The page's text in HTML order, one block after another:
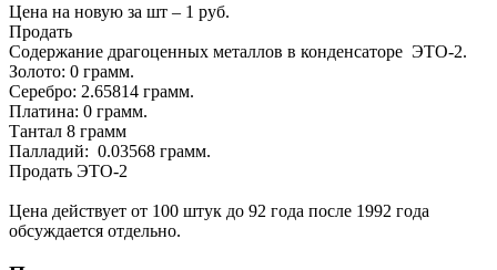
Цена на новую за шт – 1 руб.
Продать
Содержание драгоценных металлов в конденсаторе ЭТО-2.
Золото: 0 грамм.
Серебро: 2.65814 грамм.
Платина: 0 грамм.
Тантал 8 грамм
Палладий: 0.03568 грамм.
Продать ЭТО-2
Цена действует от 100 штук до 92 года после 1992 года
обсуждается отдельно.